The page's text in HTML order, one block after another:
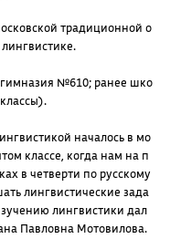
традиционной о
гимназия №610; ранее шко
началось в мо
классе, когда нам на п
в четверти по русскому
лингвистические зада
лингвистики дал
Павловна Мотовилова.